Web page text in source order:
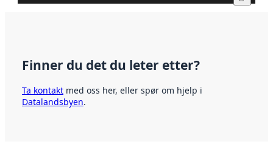
Finner du det du leter etter?
Ta kontakt med oss her, eller spør om hjelp i
Datalandsbyen.